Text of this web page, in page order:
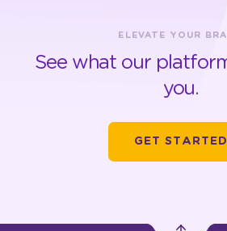
ELEVATE YOUR
See what our
you.
GET STARTED